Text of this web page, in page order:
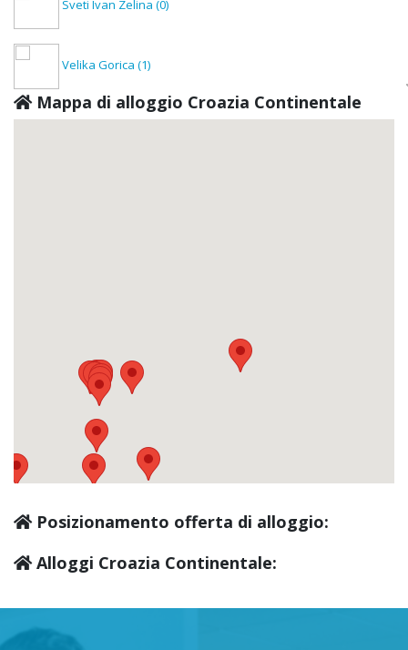
Sveti Ivan Zelina (0)
Velika Gorica (1)
Vrbovec(0)
Krapina(0)
Pregrada
Zabok(0)
Glina(0)
Mappa di alloggio Croazia Continentale
Posizionamento offerta di alloggio:
Alloggi Croazia Continentale: